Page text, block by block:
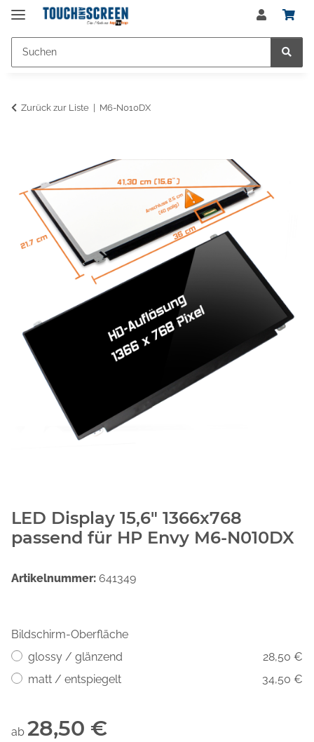
Zurück zur Liste M6-N010DX
LED Display 15,6" 1366x768
passend für HP Envy M6-N010DX
Artikelnummer: 641349
Bildschirm-Oberfläche
glossy / glänzend
28,50 €
matt / entspiegelt
34,50 €
ab 28,50 €